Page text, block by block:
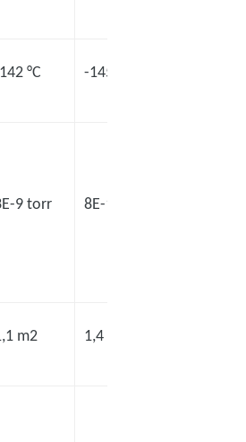
°C -145 °C
9 torr 8E-10 torr
m2 1,4 m2